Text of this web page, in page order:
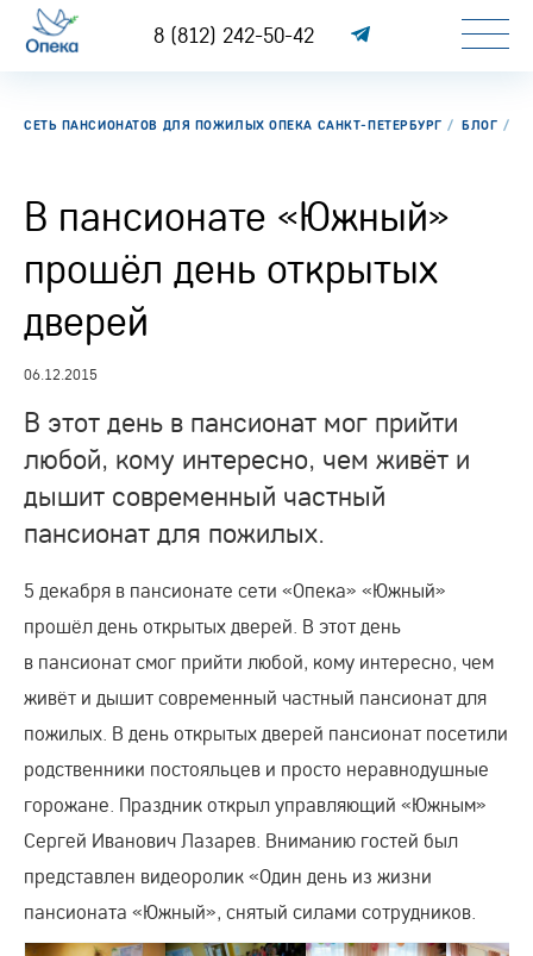
8 (812) 242-50-42
СЕТЬ ПАНСИОНАТОВ ДЛЯ ПОЖИЛЫХ ОПЕКА САНКТ-ПЕТЕРБУРГ БЛОГ
В пансионате «Южный»
прошёл день открытых
дверей
06.12.2015
В этот день в пансионат мог прийти
любой, кому интересно, чем живёт и
дышит современный частный
пансионат для пожилых.
5 декабря в пансионате сети «Опека» «Южный»
прошёл день открытых дверей. В этот день
в пансионат смог прийти любой, кому интересно, чем
живёт и дышит современный частный пансионат для
пожилых. В день открытых дверей пансионат посетили
родственники постояльцев и просто неравнодушные
горожане. Праздник открыл управляющий «Южным»
Сергей Иванович Лазарев. Вниманию гостей был
представлен видеоролик «Один день из жизни
пансионата «Южный», снятый силами сотрудников.